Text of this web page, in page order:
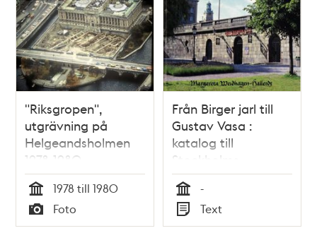
"Riksgropen",
utgrävning på
Helgeandsholmen
1978-1980
Tid
1978 till 1980
Typ
Foto
Från Birger jarl till
Gustav Vasa :
katalog till
Stockholms
medeltidsmuseum /
Margareta
Weidhagen-Hallerdt
Tid
-
Typ
Text